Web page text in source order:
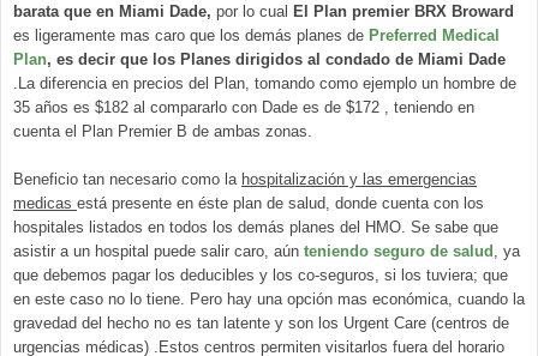
barata que en Miami Dade, por lo cual El Plan premier BRX Broward
es ligeramente mas caro que los demás planes de Preferred Medical
Plan, es decir que los Planes dirigidos al condado de Miami Dade
.La diferencia en precios del Plan, tomando como ejemplo un hombre de
35 años es $182 al compararlo con Dade es de $172 , teniendo en
cuenta el Plan Premier B de ambas zonas.
Beneficio tan necesario como la hospitalización y las emergencias
medicas está presente en éste plan de salud, donde cuenta con los
hospitales listados en todos los demás planes del HMO. Se sabe que
asistir a un hospital puede salir caro, aún teniendo seguro de salud , ya
que debemos pagar los deducibles y los co-seguros, si los tuviera; que
en este caso no lo tiene. Pero hay una opción mas económica, cuando la
gravedad del hecho no es tan latente y son los Urgent Care (centros de
urgencias médicas) .Estos centros permiten visitarlos fuera del horario